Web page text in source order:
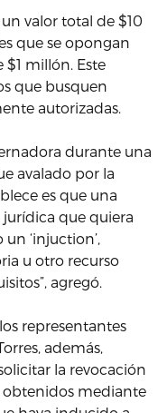
valor total de $10
que se opongan
millón. Este
que busquen
autorizadas.
durante una
avalado por la
es que una
jurídica que quiera
‘injuction’,
u otro recurso
agregó.
representantes
además,
la revocación
obtenidos mediante